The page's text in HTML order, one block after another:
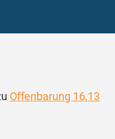
Offenbarung 16,13